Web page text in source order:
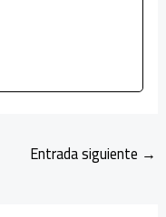
Entrada siguiente →